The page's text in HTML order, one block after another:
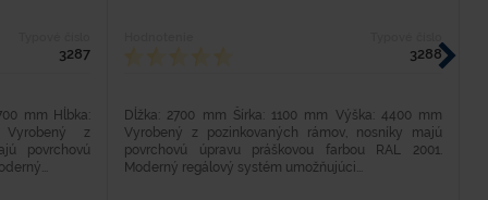
3287
mm Hĺbka:
z
povrchovú
3288
Dĺžka: 2700 mm Šírka: 1100 mm Výška: 4400 mm
Vyrobený z pozinkovaných rámov, nosníky majú
povrchovú úpravu práškovou farbou RAL 2001.
Moderný regálový systém umožňujúci...